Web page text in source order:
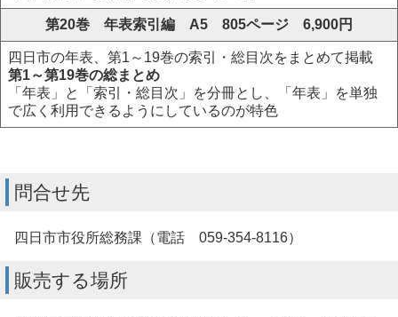
第20巻 年表索引編 A5 805ページ 6,900円
四日市の年表、第1～19巻の索引・総目次をまとめて掲載
第1～第19巻の総まとめ
「年表」と「索引・総目次」を分冊とし、「年表」を単独
で広く利用できるようにしているのが特色
問合せ先
四日市市役所総務課（電話 059-354-8116）
販売する場所